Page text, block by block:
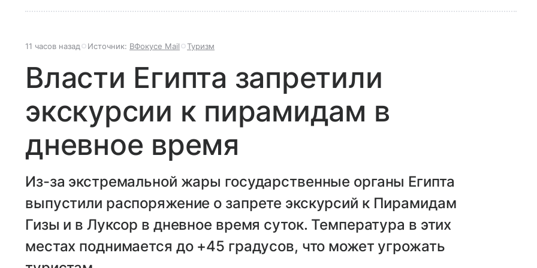
11 часов назад Источник: ВФокусе Mail Туризм
Власти Египта запретили
экскурсии к пирамидам в
дневное время
Из-за экстремальной жары государственные органы Египта
выпустили распоряжение о запрете экскурсий к Пирамидам
Гизы и в Луксор в дневное время суток. Температура в этих
местах поднимается до +45 градусов, что может угрожать